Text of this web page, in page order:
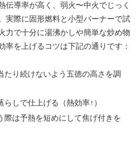
伝導率が高く、弱火〜中火でじっく
実際に固形燃料と小型バーナーで試
力で十分に湯沸かしや簡単な炒め物
率を上げるコツは下記の通りです：
たり続けないよう五徳の高さを調
らしで仕上げる（熱効率↑）
際は予熱を短めにして焦げ付きを